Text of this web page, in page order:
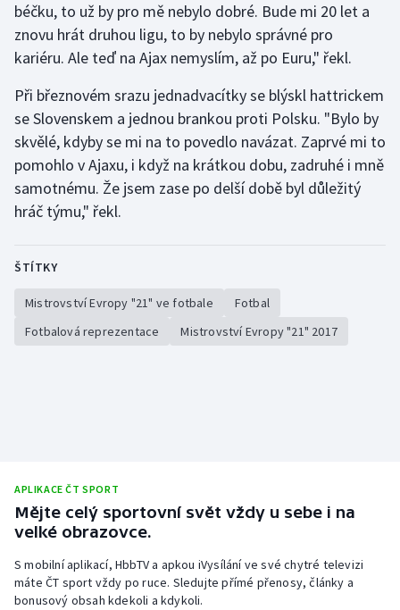
béčku, to už by pro mě nebylo dobré. Bude mi 20 let a
znovu hrát druhou ligu, to by nebylo správné pro
kariéru. Ale teď na Ajax nemyslím, až po Euru," řekl.
Při březnovém srazu jednadvacítky se blýskl hattrickem
se Slovenskem a jednou brankou proti Polsku. "Bylo by
skvělé, kdyby se mi na to povedlo navázat. Zaprvé mi to
pomohlo v Ajaxu, i když na krátkou dobu, zadruhé i mně
samotnému. Že jsem zase po delší době byl důležitý
hráč týmu," řekl.
ŠTÍTKY
Mistrovství Evropy "21" ve fotbale
Fotbal
Fotbalová reprezentace
Mistrovství Evropy "21" 2017
APLIKACE ČT SPORT
Mějte celý sportovní svět vždy u sebe i na
velké obrazovce.
S mobilní aplikací, HbbTV a apkou iVysílání ve své chytré televizi
máte ČT sport vždy po ruce. Sledujte přímé přenosy, články a
bonusový obsah kdekoli a kdykoli.